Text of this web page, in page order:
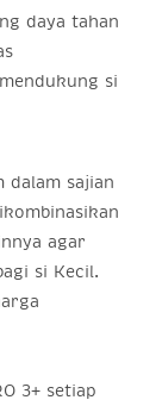
daya tahan
si
dalam sajian
agar
si Kecil.
3+ setiap